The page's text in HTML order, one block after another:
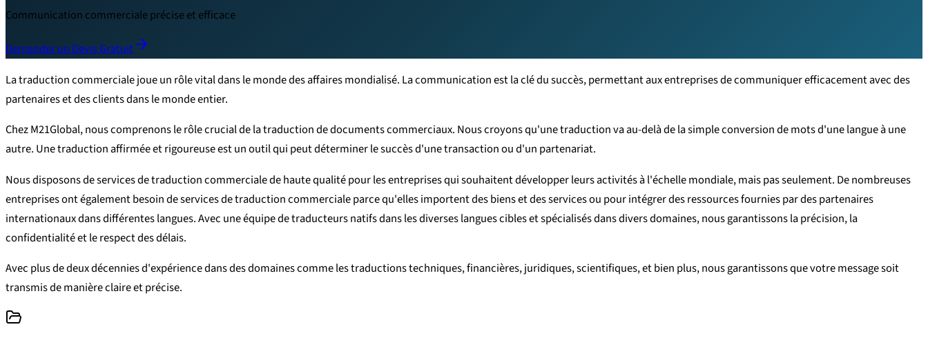
Communication commerciale précise et efficace
Demander un Devis Gratuit
La traduction commerciale joue un rôle vital dans le monde des affaires mondialisé. La communication est la clé du succès, permettant aux entreprises de communiquer efficacement avec des
partenaires et des clients dans le monde entier.
Chez M21Global, nous comprenons le rôle crucial de la traduction de documents commerciaux. Nous croyons qu'une traduction va au-delà de la simple conversion de mots d'une langue à une
autre. Une traduction affirmée et rigoureuse est un outil qui peut déterminer le succès d'une transaction ou d'un partenariat.
Nous disposons de services de traduction commerciale de haute qualité pour les entreprises qui souhaitent développer leurs activités à l'échelle mondiale, mais pas seulement. De nombreuses
entreprises ont également besoin de services de traduction commerciale parce qu'elles importent des biens et des services ou pour intégrer des ressources fournies par des partenaires
internationaux dans différentes langues. Avec une équipe de traducteurs natifs dans les diverses langues cibles et spécialisés dans divers domaines, nous garantissons la précision, la
confidentialité et le respect des délais.
Avec plus de deux décennies d'expérience dans des domaines comme les traductions techniques, financières, juridiques, scientifiques, et bien plus, nous garantissons que votre message soit
transmis de manière claire et précise.